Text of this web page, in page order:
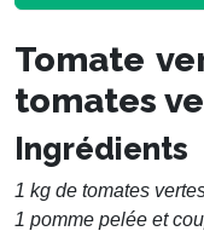
Tomate
tomates
Ingrédients
1 kg de tomates
1 pomme pelée et